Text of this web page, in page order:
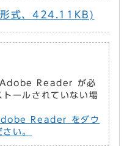
式、424.11KB)
Adobe Reader が必
ールされていない場
Reader をダウ
い。